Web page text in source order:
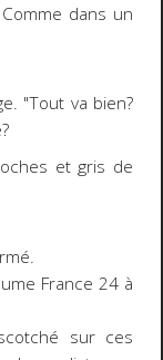
dans un
"Tout va bien?
et gris de
France 24 à
sur ces